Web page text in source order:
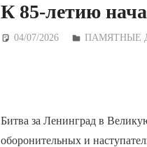
К 85-летию
04/07/2026 Дежурный по
ПАМЯТНЫЕ
Битва за Ленинград в
оборонительных и